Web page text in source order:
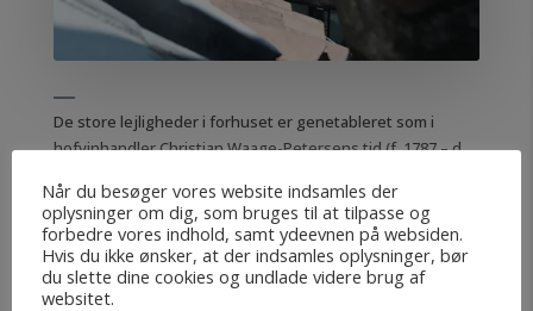
De store lejligheder i forhuset er genetableret som i
hofvinhandler Christian Waage-Petersens tid (f. 1787 – d.
højeste kvalitet og med respekt for den fredede bygning
Når du besøger vores website indsamles der
oplysninger om dig, som bruges til at tilpasse og
forbedre vores indhold, samt ydeevnen på websiden.
Hvis du ikke ønsker, at der indsamles oplysninger, bør
du slette dine cookies og undlade videre brug af
websitet.